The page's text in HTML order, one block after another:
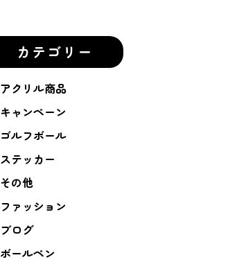
カテゴリー
アクリル商品
キャンペーン
ゴルフボール
ステッカー
その他
ファッション
ブログ
ボールペン